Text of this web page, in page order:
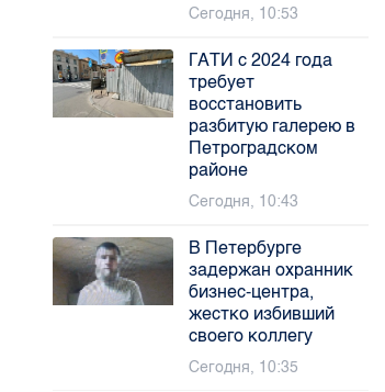
Сегодня, 10:53
ГАТИ с 2024 года
требует
восстановить
разбитую галерею в
Петроградском
районе
Сегодня, 10:43
В Петербурге
задержан охранник
бизнес-центра,
жестко избивший
своего коллегу
Сегодня, 10:35